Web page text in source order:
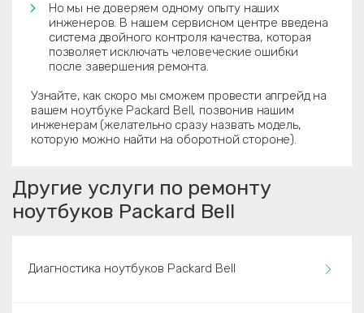
Но мы не доверяем одному опыту наших
инженеров. В нашем сервисном центре введена
система двойного контроля качества, которая
позволяет исключать человеческие ошибки
после завершения ремонта.
Узнайте, как скоро мы сможем провести апгрейд на
вашем ноутбуке Packard Bell, позвонив нашим
инженерам (желательно сразу назвать модель,
которую можно найти на оборотной стороне).
Другие услуги по ремонту
ноутбуков Packard Bell
Диагностика ноутбуков Packard Bell